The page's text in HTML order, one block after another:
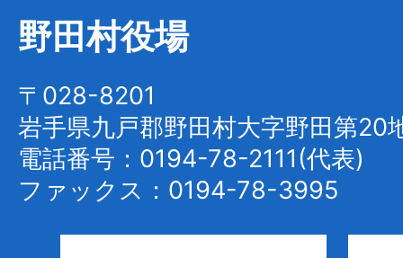
村
Noda
Village
野田村役場
〒028-8201
岩手県九戸郡野田村大字野田第20
電話番号：0194-78-2111(代表)
ファックス：0194-78-3995